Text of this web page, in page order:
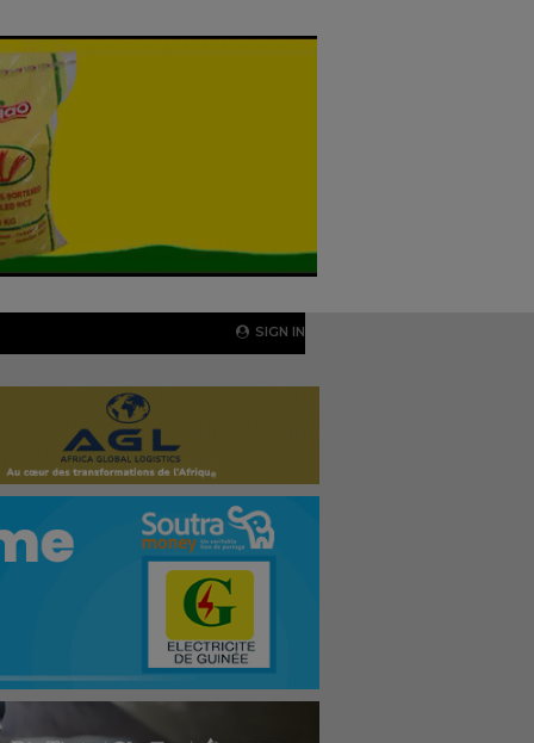
SIGN IN